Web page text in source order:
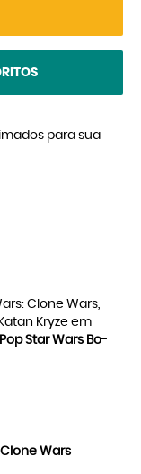
para sua
Clone Wars,
Kryze em
Star Wars Bo-
Clone Wars